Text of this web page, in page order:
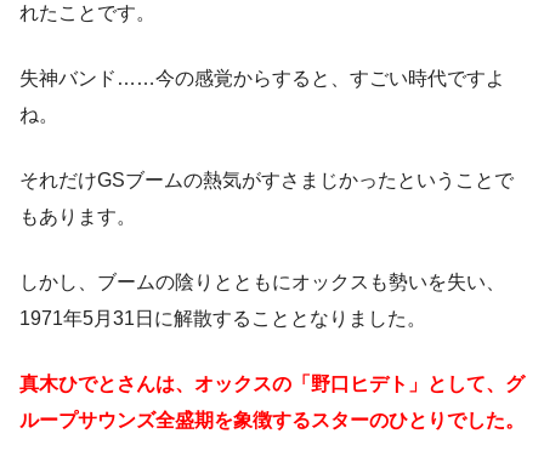
れたことです。
失神バンド……今の感覚からすると、すごい時代ですよ
ね。
それだけGSブームの熱気がすさまじかったということで
もあります。
しかし、ブームの陰りとともにオックスも勢いを失い、
1971年5月31日に解散することとなりました。
真木ひでとさんは、オックスの「野口ヒデト」として、グ
ループサウンズ全盛期を象徴するスターのひとりでした。